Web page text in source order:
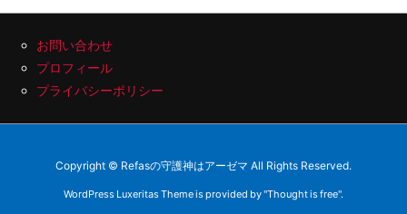
お問い合わせ
プロフィール
プライバシーポリシー
Copyright © Refasの守護神はアーゼマ All Rights Reserved.
WordPress Luxeritas Theme is provided by "Thought is free".